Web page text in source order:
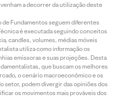
a decorrer da utilização deste
de Fundamentos seguem diferentes
é executada seguindo conceitos
candles, volumes, médias móveis
utiliza como informação os
emissoras e suas projeções. Desta
que buscam os melhores
o cenário macroeconômico e os
setor, podem divergir das opiniões dos
os movimentos mais prováveis dos